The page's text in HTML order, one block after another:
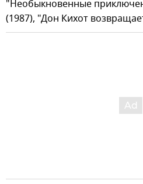
"Необыкновенные
(1987), "Дон Кихот